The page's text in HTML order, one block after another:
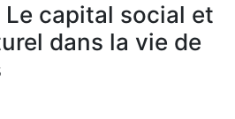
Le capital social et
dans la vie de